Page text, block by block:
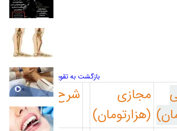
بازگشت به تقویم
مجازی
(هزارتومان)
شرح